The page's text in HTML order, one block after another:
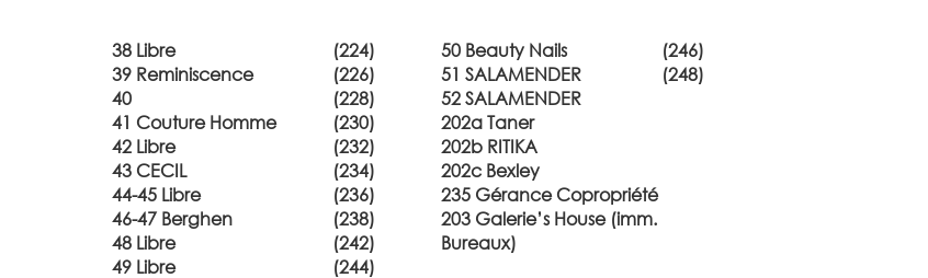
38 Libre
(224)
39 Reminiscence
(226)
40
(228)
41 Couture Homme
(230)
42 Libre
(232)
43 CECIL
(234)
44-45 Libre
(236)
46-47 Berghen
(238)
48 Libre
(242)
49 Libre
(244)
50 Beauty Nails
(246)
51 SALAMENDER
(248)
52 SALAMENDER
202a Taner
202b RITIKA
202c Bexley
235 Gérance Copropriété
203 Galerie’s House (imm.
Bureaux)